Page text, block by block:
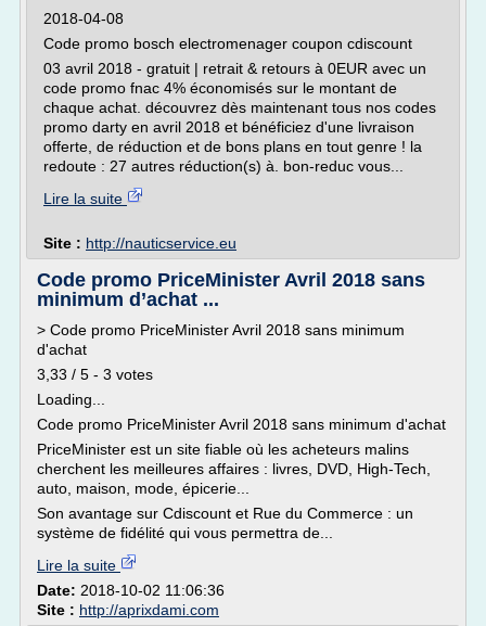
2018-04-08
Code promo bosch electromenager coupon cdiscount
03 avril 2018 - gratuit | retrait & retours à 0EUR avec un
code promo fnac 4% économisés sur le montant de
chaque achat. découvrez dès maintenant tous nos codes
promo darty en avril 2018 et bénéficiez d'une livraison
offerte, de réduction et de bons plans en tout genre ! la
redoute : 27 autres réduction(s) à. bon-reduc vous...
Lire la suite
Site : http://nauticservice.eu
Code promo PriceMinister Avril 2018 sans
minimum d’achat ...
> Code promo PriceMinister Avril 2018 sans minimum
d'achat
3,33 / 5 - 3 votes
Loading...
Code promo PriceMinister Avril 2018 sans minimum d'achat
PriceMinister est un site fiable où les acheteurs malins
cherchent les meilleures affaires : livres, DVD, High-Tech,
auto, maison, mode, épicerie...
Son avantage sur Cdiscount et Rue du Commerce : un
système de fidélité qui vous permettra de...
Lire la suite
Date: 2018-10-02 11:06:36
Site : http://aprixdami.com